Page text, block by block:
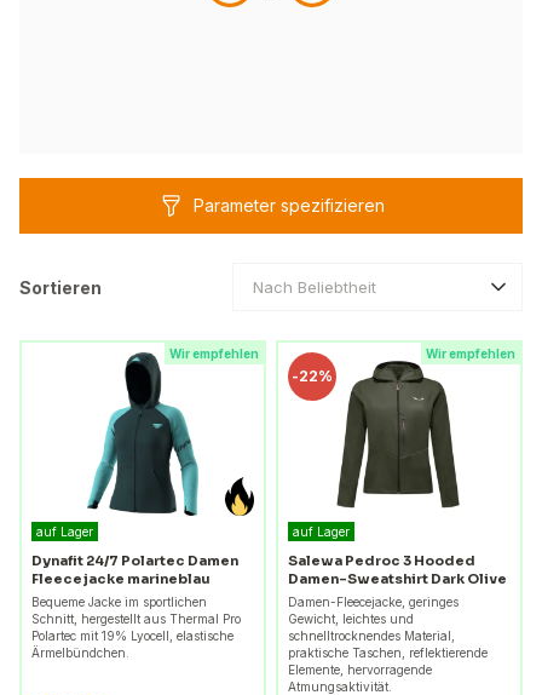
Parameter spezifizieren
Sortieren Nach Beliebtheit
Wir empfehlen
auf Lager
Dynafit 24/7 Polartec Damen
Fleecejacke marineblau
Bequeme Jacke im sportlichen
Schnitt, hergestellt aus Thermal Pro
Polartec mit 19% Lyocell, elastische
Ärmelbündchen.
Wir empfehlen
-22%
auf Lager
Salewa Pedroc 3 Hooded
Damen-Sweatshirt Dark Olive
Damen-Fleecejacke, geringes
Gewicht, leichtes und
schnelltrocknendes Material,
praktische Taschen, reflektierende
Elemente, hervorragende
Atmungsaktivität.